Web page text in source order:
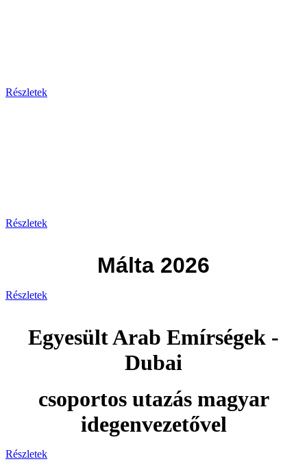
Részletek
Részletek
Málta 2026
Részletek
Egyesült Arab Emírségek -
Dubai
csoportos utazás magyar
idegenvezetővel
Részletek